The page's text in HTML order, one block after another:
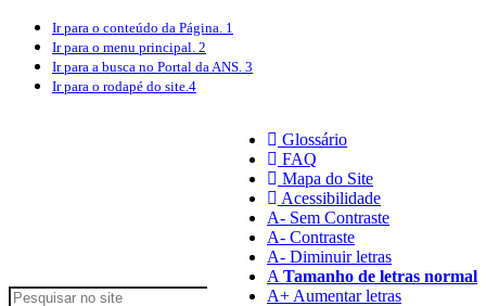
Ir para o conteúdo da Página. 1
Ir para o menu principal. 2
Ir para a busca no Portal da ANS. 3
Ir para o rodapé do site.4
Glossário
FAQ
Mapa do Site
Acessibilidade
A- Sem Contraste
A- Contraste
A- Diminuir letras
A Tamanho de letras normal
A+ Aumentar letras